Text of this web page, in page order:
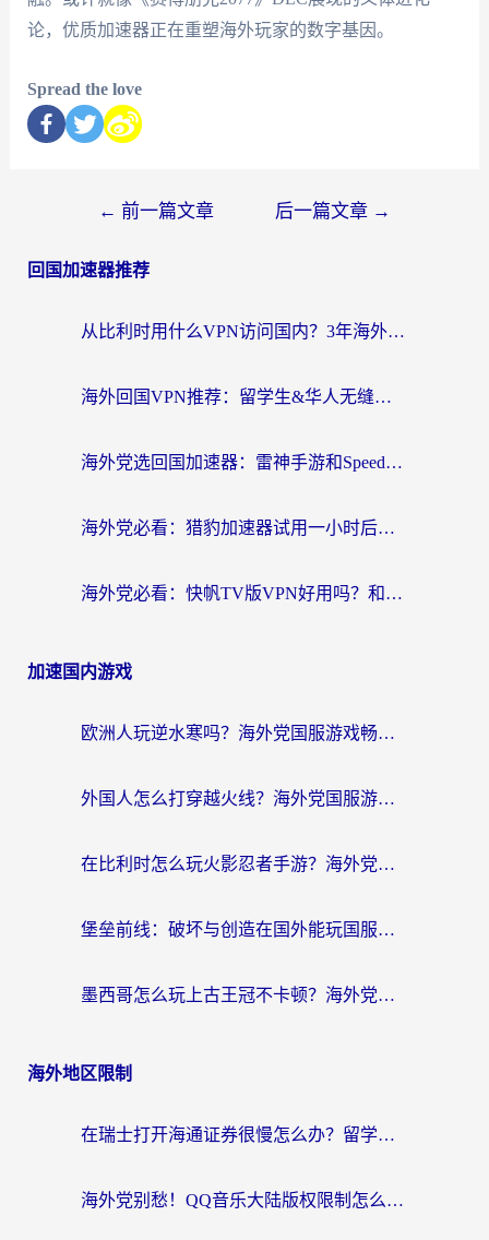
论，优质加速器正在重塑海外玩家的数字基因。
Spread the love
← 前一篇文章 后一篇文章 →
回国加速器推荐
从比利时用什么VPN访问国内？3年海外党亲测有效的无缝回国上网指南
海外回国VPN推荐：留学生&华人无缝访问国内资源的实用指南
海外党选回国加速器：雷神手游和SpeedCN哪个好？附避坑指南
海外党必看：猎豹加速器试用一小时后，我终于找到无缝访问国内资源的正确姿势
海外党必看：快帆TV版VPN好用吗？和畅游VPN对比哪个回国效果更好？附实用选择指南
加速国内游戏
欧洲人玩逆水寒吗？海外党国服游戏畅玩终极指南（附低延迟秘籍）
外国人怎么打穿越火线？海外党国服游戏加速器终极攻略（附3大热门游戏解决方案）
在比利时怎么玩火影忍者手游？海外党亲测有效的国服游戏加速指南
堡垒前线：破坏与创造在国外能玩国服吗？海外玩家国服畅玩终极指南
墨西哥怎么玩上古王冠不卡顿？海外党国服游戏加速器选择全攻略
海外地区限制
在瑞士打开海通证券很慢怎么办？留学生&海外华人的回国加速全攻略
海外党别愁！QQ音乐大陆版权限制怎么破？附咪咕视频、B站地区限制解除全攻略